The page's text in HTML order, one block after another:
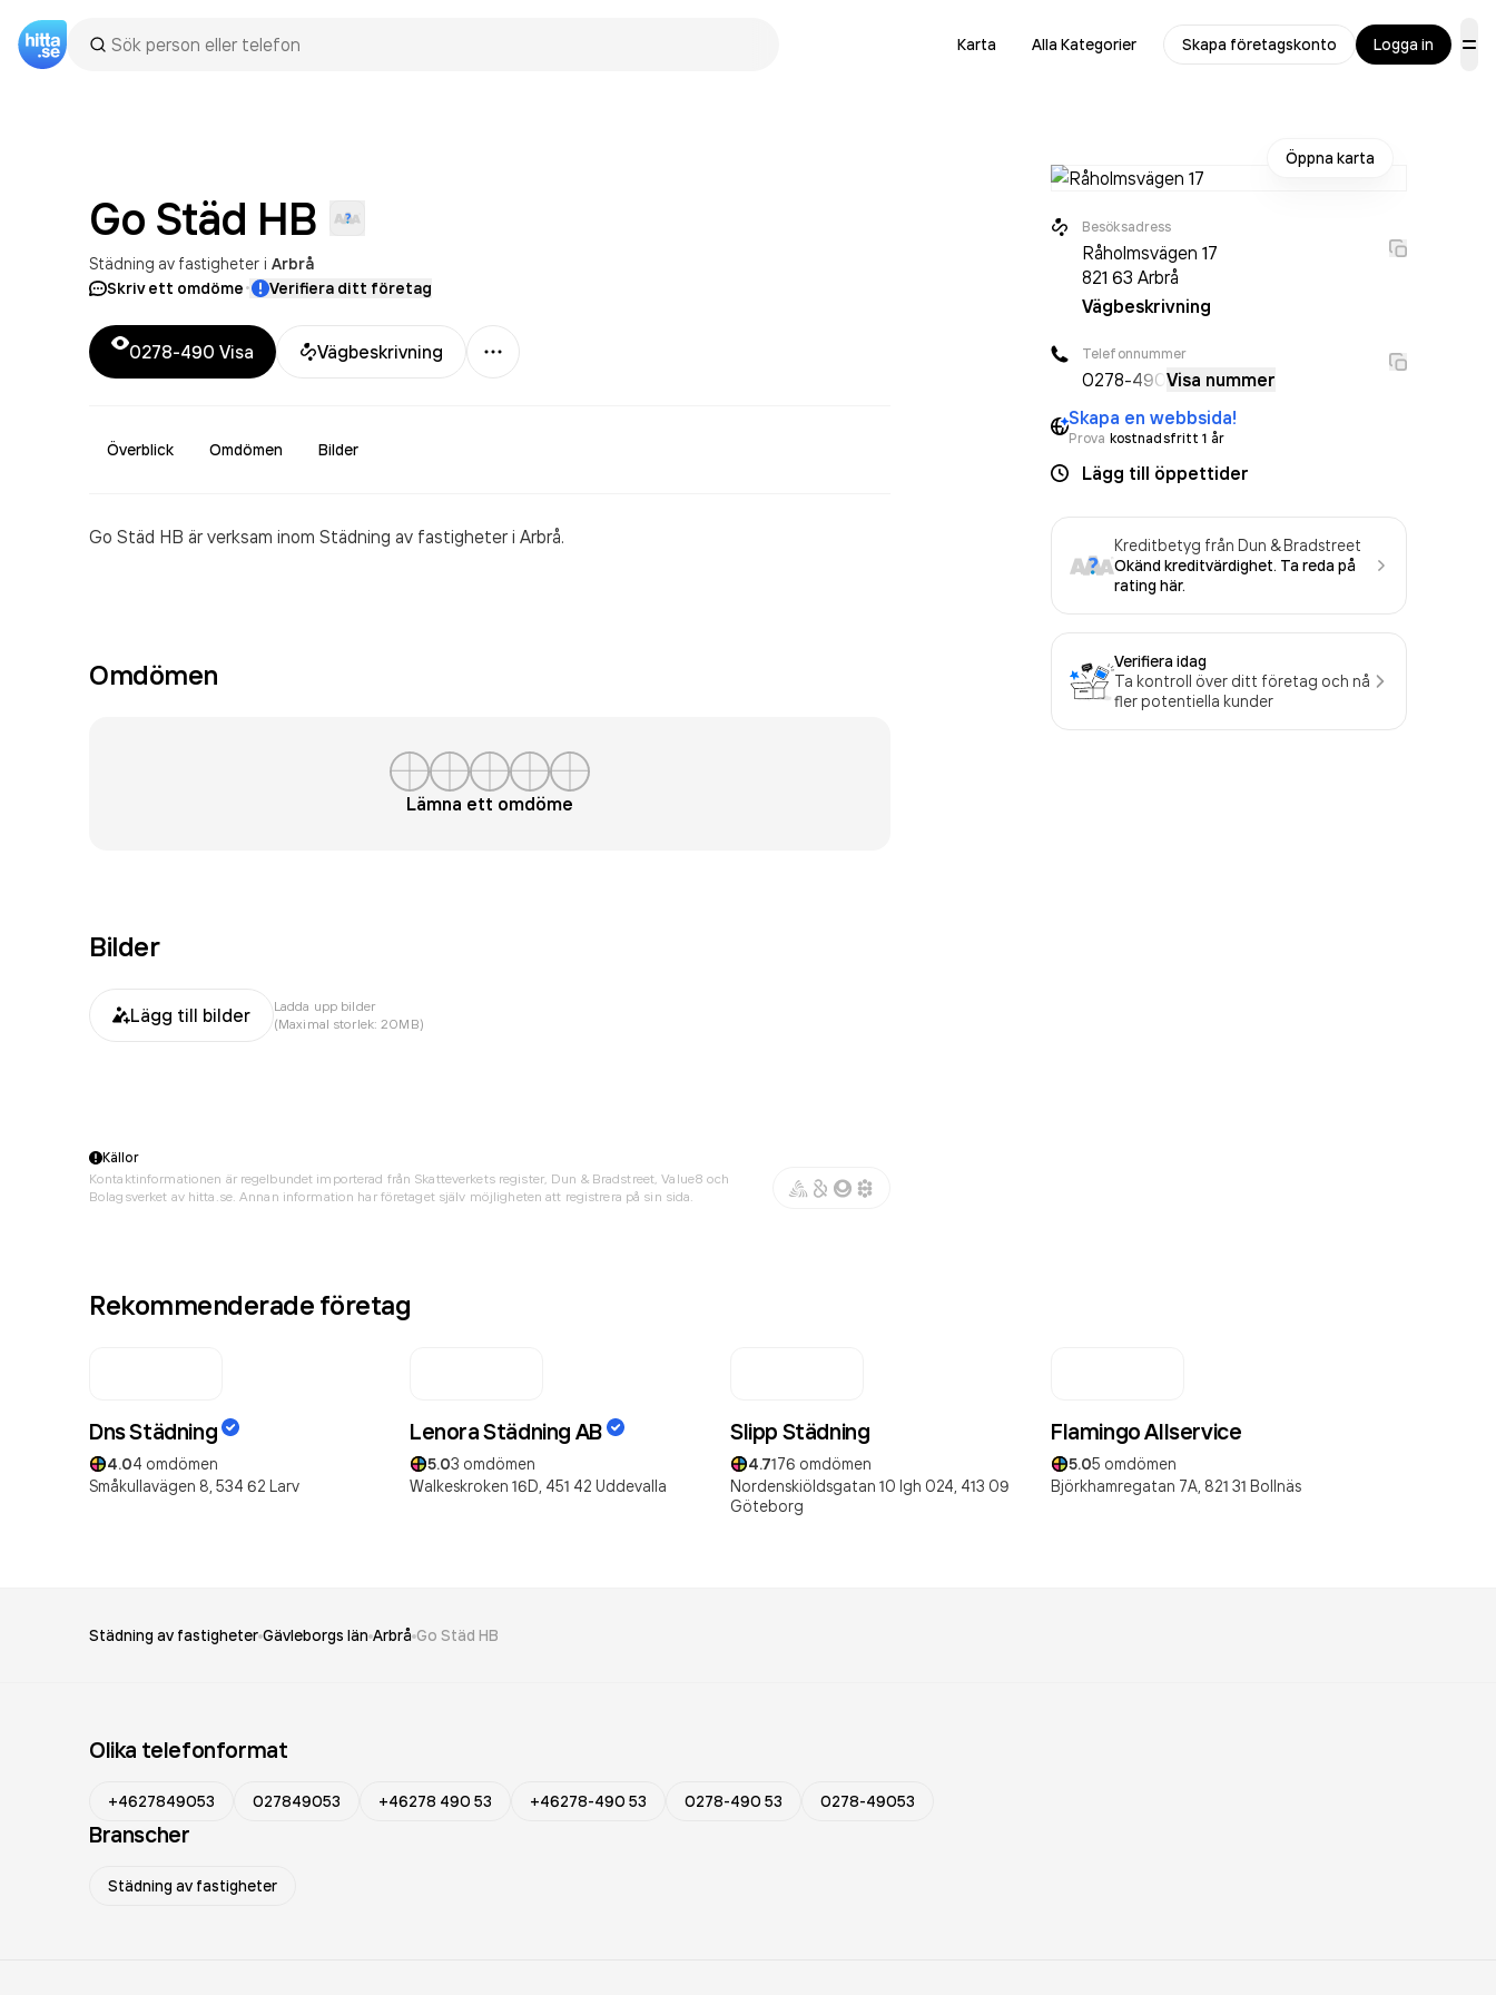
Karta Alla Kategorier Skapa företagskonto Logga in
Go Städ HB
Städning av fastigheter i Arbrå
Skriv ett omdöme· Verifiera ditt företag
0278-490 Visa Vägbeskrivning
Mer
Överblick Omdömen Bilder
Go Städ HB är verksam inom Städning av fastigheteri Arbrå.
Omdömen
Lämna ett omdöme
Bilder
Lägg till bilder
Ladda upp bilder
(Maximal storlek: 20MB)
Öppna karta
Besöksadress
Råholmsvägen 17
821 63 Arbrå
Vägbeskrivning
Telefonnummer
0278-490 Visa nummer
Skapa en webbsida!
Prova kostnadsfritt 1 år
Lägg till öppettider
Kreditbetyg från Dun & Bradstreet
Okänd kreditvärdighet. Ta reda på
rating här.
Verifiera idag
Ta kontroll över ditt företag och nå
fler potentiella kunder
Källor
Kontaktinformationen är regelbundet importerad från Skatteverkets register, Dun & Bradstreet, Value8 och
Bolagsverket av hitta.se. Annan information har företaget själv möjligheten att registrera på sin sida.
Rekommenderade företag
Dns Städning
4.04 omdömen
Småkullavägen 8, 534 62 Larv
Lenora Städning AB
5.03 omdömen
Walkeskroken 16D, 451 42 Uddevalla
Slipp Städning
4.7176 omdömen
Nordenskiöldsgatan 10 lgh 024, 413 09
Göteborg
Flamingo Allservice
5.05 omdömen
Björkhamregatan 7A, 821 31 Bollnäs
Städning av fastigheter Gävleborgs län Arbrå Go Städ HB
Olika telefonformat
+4627849053 027849053 +46278 490 53 +46278-490 53 0278-490 53 0278-49053
Branscher
Städning av fastigheter